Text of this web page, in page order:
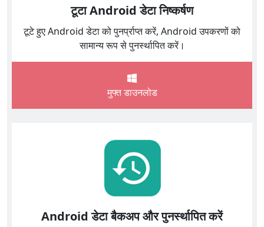
टूटा Android डेटा निष्कर्षण
टूटे हुए Android डेटा को पुनर्प्राप्त करें, Android उपकरणों को
सामान्य रूप से पुनर्स्थापित करें।
मुफ्त डाउनलोड
Android डेटा बैकअप और पुनर्स्थापित करें